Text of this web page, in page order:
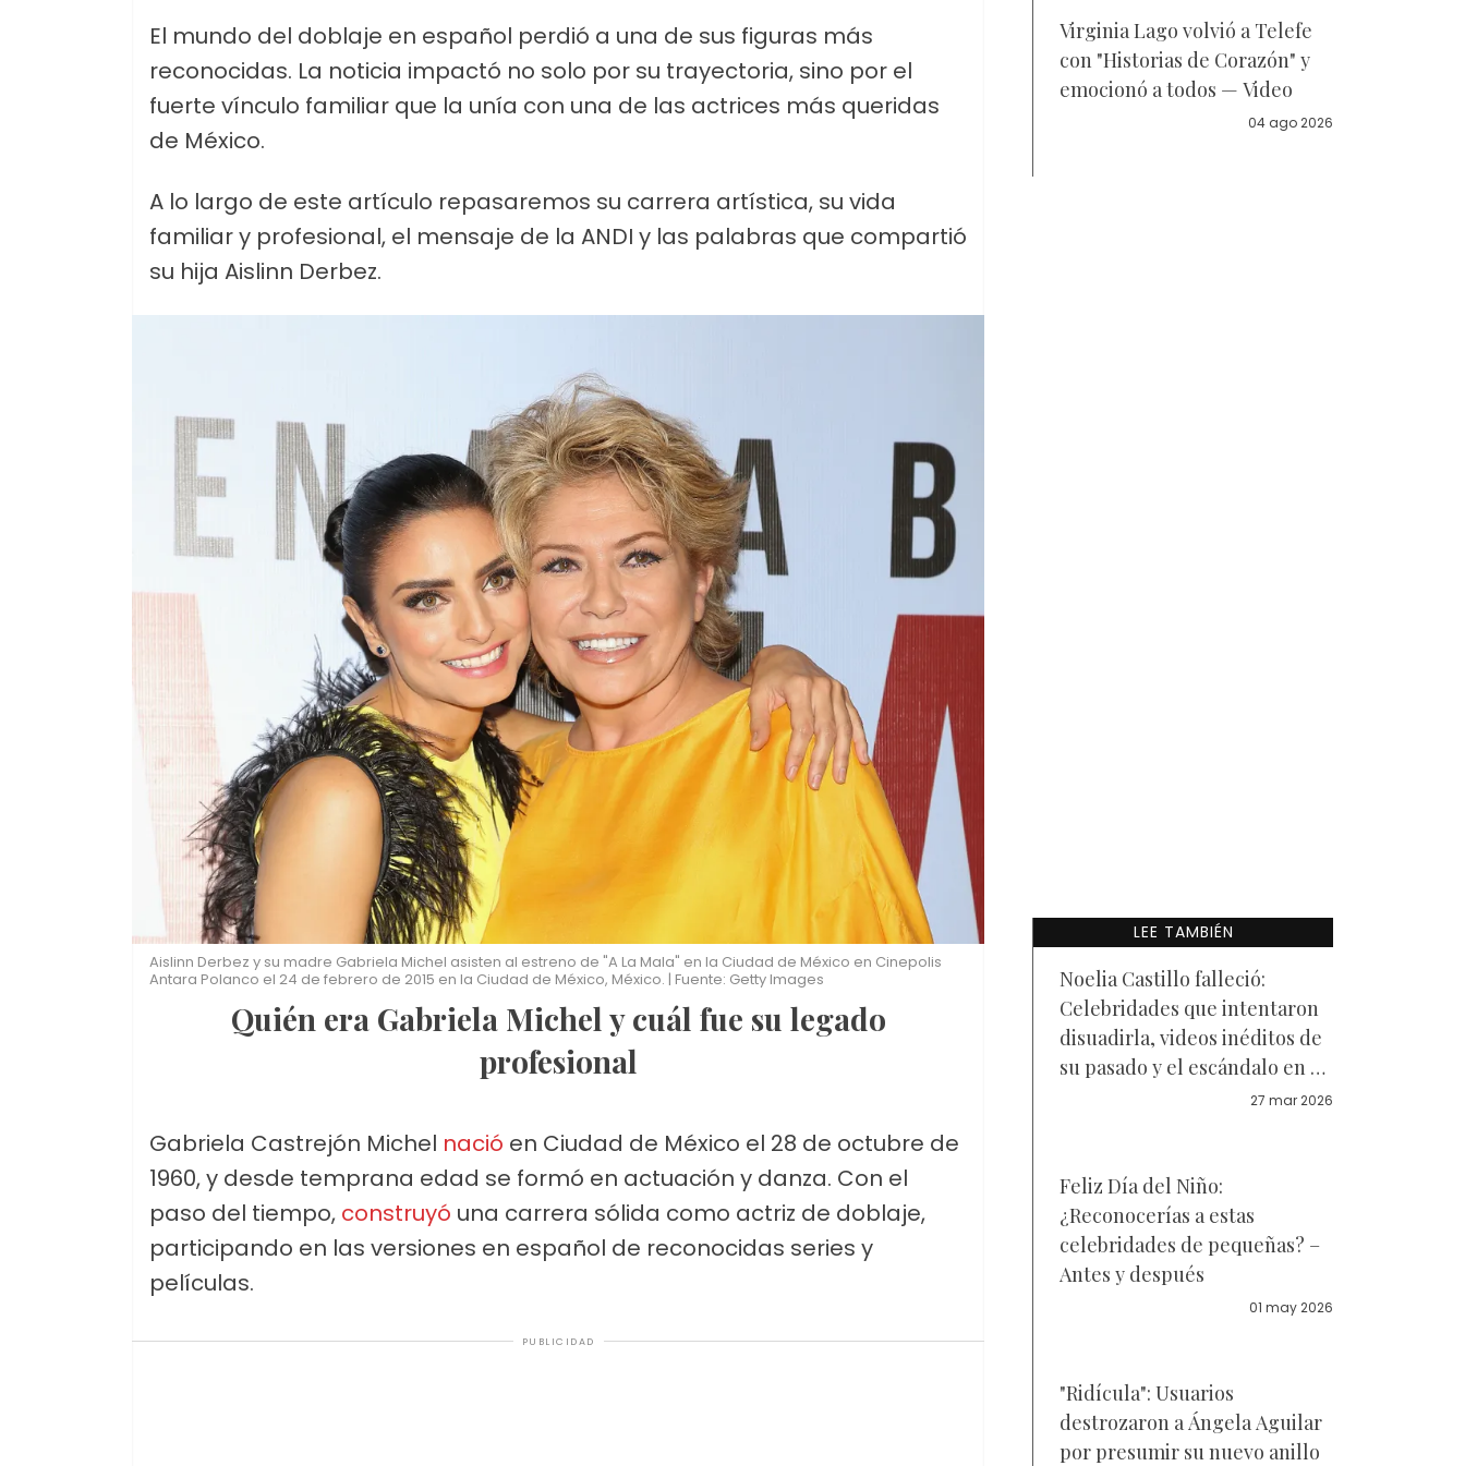
El mundo del doblaje en español perdió a una de sus figuras más
reconocidas. La noticia impactó no solo por su trayectoria, sino por el
fuerte vínculo familiar que la unía con una de las actrices más queridas
de México.
A lo largo de este artículo repasaremos su carrera artística, su vida
familiar y profesional, el mensaje de la ANDI y las palabras que compartió
su hija Aislinn Derbez.
Aislinn Derbez y su madre Gabriela Michel asisten al estreno de "A La Mala" en la Ciudad de México en Cinepolis
Antara Polanco el 24 de febrero de 2015 en la Ciudad de México, México. | Fuente: Getty Images
Quién era Gabriela Michel y cuál fue su legado
profesional
Gabriela Castrejón Michel nació en Ciudad de México el 28 de octubre de
1960, y desde temprana edad se formó en actuación y danza. Con el
paso del tiempo, construyó una carrera sólida como actriz de doblaje,
participando en las versiones en español de reconocidas series y
películas.
PUBLICIDAD
Virginia Lago volvió a Telefe
con "Historias de Corazón" y
emocionó a todos — Video
04 ago 2026
LEE TAMBIÉN
Noelia Castillo falleció:
Celebridades que intentaron
disuadirla, videos inéditos de
su pasado y el escándalo en el
27 mar 2026
Feliz Día del Niño:
¿Reconocerías a estas
celebridades de pequeñas? –
Antes y después
01 may 2026
"Ridícula": Usuarios
destrozaron a Ángela Aguilar
por presumir su nuevo anillo